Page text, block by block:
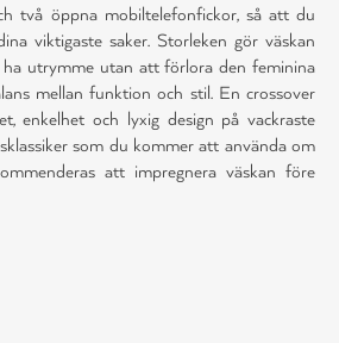
två öppna mobiltelefonfickor, så att du
viktigaste saker. Storleken gör väskan
utrymme utan att förlora den feminina
mellan funktion och stil. En crossover
enkelhet och lyxig design på vackraste
som du kommer att använda om
att impregnera väskan före